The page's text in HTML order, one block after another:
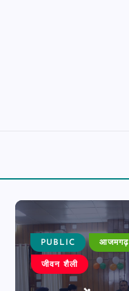
PUBLIC आजमगढ़
जीवन शैली